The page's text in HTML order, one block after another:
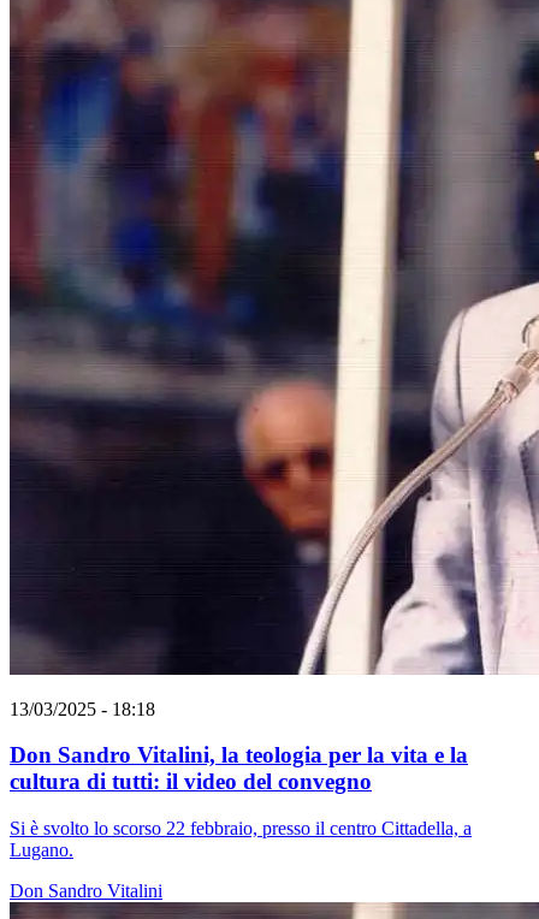
13/03/2025 - 18:18
Don Sandro Vitalini, la teologia per la vita e la
cultura di tutti: il video del convegno
Si è svolto lo scorso 22 febbraio, presso il centro Cittadella, a
Lugano.
Don Sandro Vitalini